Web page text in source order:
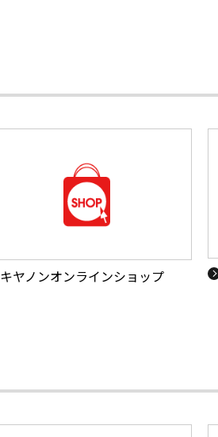
キヤノンオンラインショップ